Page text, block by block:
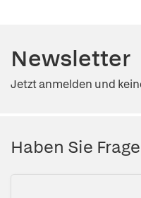
Newsletter
Jetzt anmelden und
Haben Sie